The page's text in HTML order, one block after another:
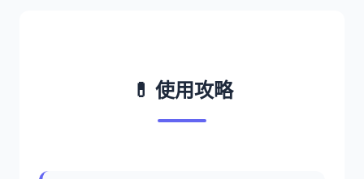
💊 使用攻略